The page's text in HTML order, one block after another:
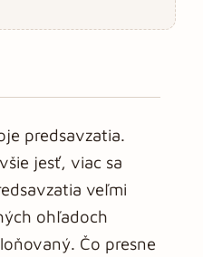
predsavzatia.
jesť, viac sa
veľmi
ohľadoch
Čo presne